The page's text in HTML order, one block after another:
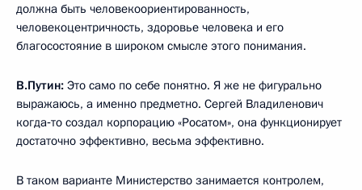
должна быть человекоориентированность,
человекоцентричность, здоровье человека и его
благосостояние в широком смысле этого понимания.
В.Путин: Это само по себе понятно. Я же не фигурально
выражаюсь, а именно предметно. Сергей Владиленович
когда‑то создал корпорацию «Росатом», она функционирует
достаточно эффективно, весьма эффективно.
В таком варианте Министерство занимается контролем,